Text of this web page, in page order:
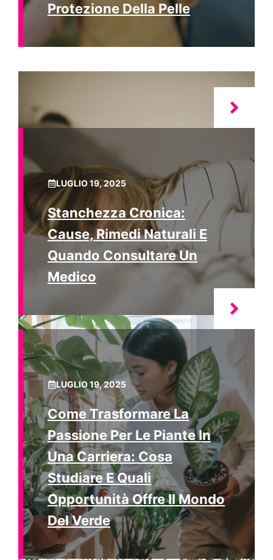
Protezione Della Pelle
LUGLIO 19, 2025
Stanchezza Cronica:
Cause, Rimedi Naturali E
Quando Consultare Un
Medico
LUGLIO 19, 2025
Come Trasformare La
Passione Per Le Piante In
Una Carriera: Cosa
Studiare E Quali
Opportunità Offre Il Mondo
Del Verde